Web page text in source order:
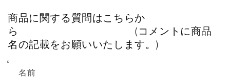
商品に関する質問はこちらか
ら (コメントに商品
名の記載をお願いいたします。)
名前